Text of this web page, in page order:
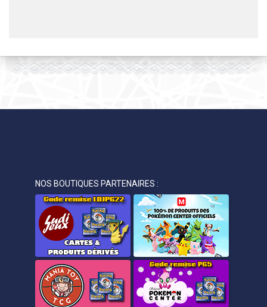
NOS BOUTIQUES PARTENAIRES :